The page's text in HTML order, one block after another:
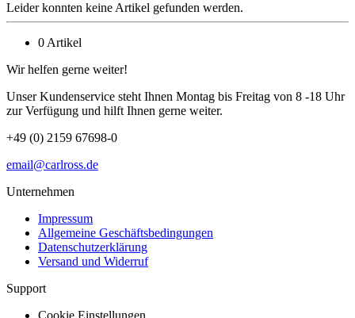
Leider konnten keine Artikel gefunden werden.
0 Artikel
Wir helfen gerne weiter!
Unser Kundenservice steht Ihnen Montag bis Freitag von 8 -18 Uhr
zur Verfügung und hilft Ihnen gerne weiter.
+49 (0) 2159 67698-0
email@carlross.de
Unternehmen
Impressum
Allgemeine Geschäftsbedingungen
Datenschutzerklärung
Versand und Widerruf
Support
Cookie Einstellungen